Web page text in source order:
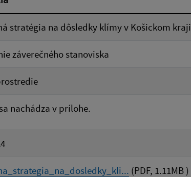
stratégia na dôsledky klímy v Košickom kraji
záverečného stanoviska
nachádza v prílohe.
(PDF, 1.11MB )